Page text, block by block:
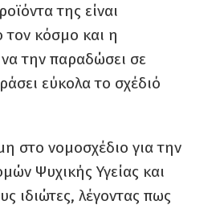
της είναι
τον κόσμο και η
την παραδώσει σε
εύκολα το σχέδιό
στο νομοσχέδιο για την
Ψυχικής Υγείας και
ιδιώτες, λέγοντας πως